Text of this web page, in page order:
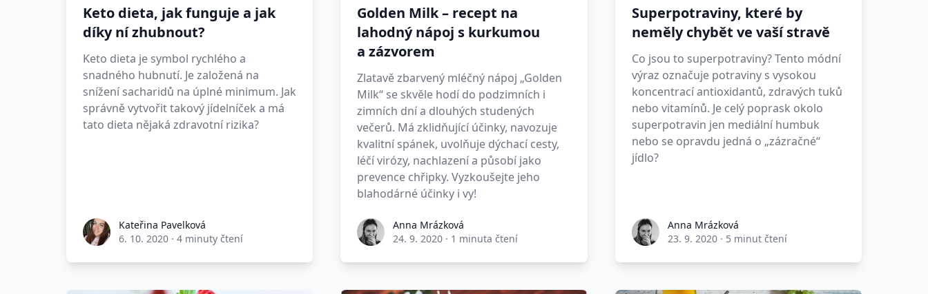
Keto dieta, jak funguje a jak
díky ní zhubnout?
Keto dieta je symbol rychlého a
snadného hubnutí. Je založená na
snížení sacharidů na úplné minimum. Jak
správně vytvořit takový jídelníček a má
tato dieta nějaká zdravotní rizika?
Kateřina Pavelková
6. 10. 2020 · 4 minuty čtení
Golden Milk – recept na
lahodný nápoj s kurkumou
a zázvorem
Zlatavě zbarvený mléčný nápoj „Golden
Milk“ se skvěle hodí do podzimních i
zimních dní a dlouhých studených
večerů. Má zklidňující účinky, navozuje
kvalitní spánek, uvolňuje dýchací cesty,
léčí virózy, nachlazení a působí jako
prevence chřipky. Vyzkoušejte jeho
blahodárné účinky i vy!
Anna Mrázková
24. 9. 2020 · 1 minuta čtení
Superpotraviny, které by
neměly chybět ve vaší stravě
Co jsou to superpotraviny? Tento módní
výraz označuje potraviny s vysokou
koncentrací antioxidantů, zdravých tuků
nebo vitamínů. Je celý poprask okolo
superpotravin jen mediální humbuk
nebo se opravdu jedná o „zázračné“
jídlo?
Anna Mrázková
23. 9. 2020 · 5 minut čtení